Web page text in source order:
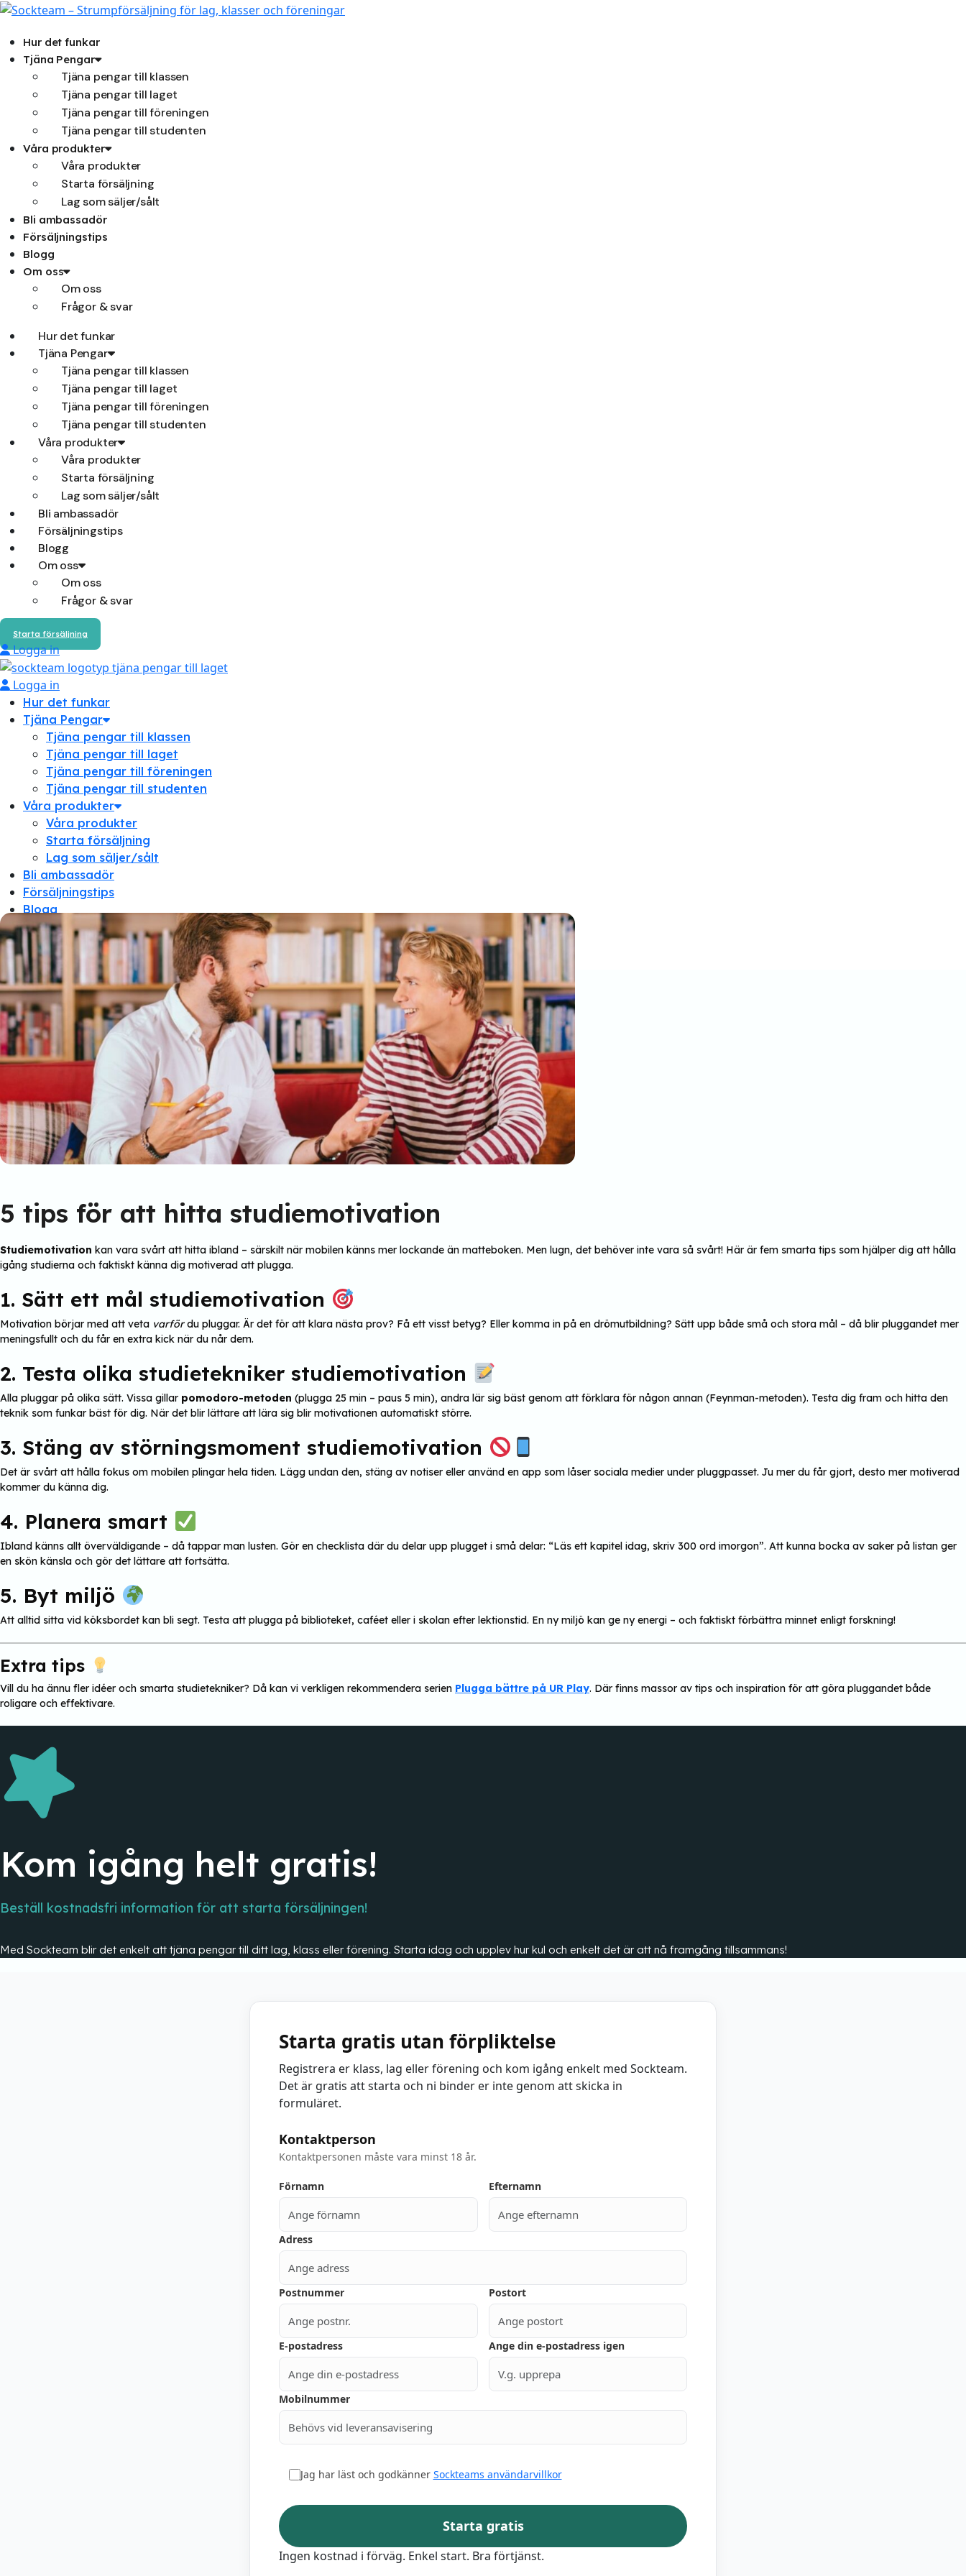
Hoppa
innehållHur det funkar
Tjäna Pengar
Tjäna pengar till klassen
Tjäna pengar till laget
Tjäna pengar till föreningen
Tjäna pengar till studenten
Våra produkter
Våra produkter
Starta försäljning
Lag som säljer/sålt
Bli ambassadör
Försäljningstips
Blogg
Om oss
Om oss
Frågor & svar
Hur det funkar
Tjäna Pengar
Tjäna pengar till klassen
Tjäna pengar till laget
Tjäna pengar till föreningen
Tjäna pengar till studenten
Våra produkter
Våra produkter
Starta försäljning
Lag som säljer/sålt
Bli ambassadör
Försäljningstips
Blogg
Om oss
Om oss
Frågor & svar
Starta försäljning
Logga in
Logga in
Hur det funkar
Tjäna Pengar
Tjäna pengar till klassen
Tjäna pengar till laget
Tjäna pengar till föreningen
Tjäna pengar till studenten
Våra produkter
Våra produkter
Starta försäljning
Lag som säljer/sålt
Bli ambassadör
Försäljningstips
Blogg
Om oss
Om oss
Frågor & svar
5 tips för att hitta studiemotivation
Studiemotivation kan vara svårt att hitta ibland – särskilt när mobilen känns mer lockande än matteboken. Men lugn, det behöver inte vara så svårt! Här är fem smarta tips som hjälper dig att hålla
igång studierna och faktiskt känna dig motiverad att plugga.
1. Sätt ett mål studiemotivation
Motivation börjar med att veta varfördu pluggar. Är det för att klara nästa prov? Få ett visst betyg? Eller komma in på en drömutbildning? Sätt upp både små och stora mål – då blir pluggandet mer
meningsfullt och du får en extra kick när du når dem.
2. Testa olika studietekniker studiemotivation
Alla pluggar på olika sätt. Vissa gillar pomodoro-metoden (plugga 25 min – paus 5 min), andra lär sig bäst genom att förklara för någon annan (Feynman-metoden). Testa dig fram och hitta den
teknik som funkar bäst för dig. När det blir lättare att lära sig blir motivationen automatiskt större.
3. Stäng av störningsmoment studiemotivation
Det är svårt att hålla fokus om mobilen plingar hela tiden. Lägg undan den, stäng av notiser eller använd en app som låser sociala medier under pluggpasset. Ju mer du får gjort, desto mer motiverad
kommer du känna dig.
4. Planera smart
Ibland känns allt överväldigande – då tappar man lusten. Gör en checklista där du delar upp plugget i små delar: “Läs ett kapitel idag, skriv 300 ord imorgon”. Att kunna bocka av saker på listan ger
en skön känsla och gör det lättare att fortsätta.
5. Byt miljö
Att alltid sitta vid köksbordet kan bli segt. Testa att plugga på biblioteket, caféet eller i skolan efter lektionstid. En ny miljö kan ge ny energi – och faktiskt förbättra minnet enligt forskning!
Extra tips
Vill du ha ännu fler idéer och smarta studietekniker? Då kan vi verkligen rekommendera serien Plugga bättre på UR Play. Där finns massor av tips och inspiration för att göra pluggandet både
roligare och effektivare.
Kom igång helt gratis!
Beställ kostnadsfri information för att starta försäljningen!
Med Sockteam blir det enkelt att tjäna pengar till ditt lag, klass eller förening. Starta idag och upplev hur kul och enkelt det är att nå framgång tillsammans!
Starta gratis utan förpliktelse
Registrera er klass, lag eller förening och kom igång enkelt med Sockteam.
Det är gratis att starta och ni binder er inte genom att skicka in
formuläret.
Kontaktperson
Kontaktpersonen måste vara minst 18 år.
Förnamn Efternamn
Adress
Postnummer Postort
E-postadress Ange din e-postadress igen
Mobilnummer
Jag har läst och godkänner Sockteams användarvillkor
Starta gratis
Ingen kostnad i förväg. Enkel start. Bra förtjänst.